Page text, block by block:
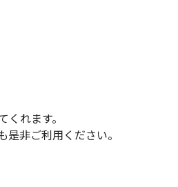
れます。
非ご利用ください。